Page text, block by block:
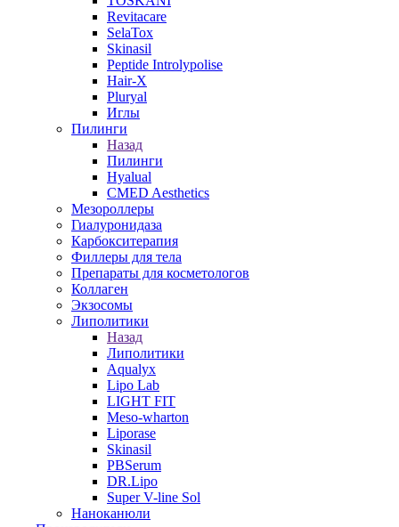
Revitacare
SelaTox
Skinasil
Peptide Introlypolise
Hair-X
Pluryal
Иглы
Пилинги
Назад
Пилинги
Hyalual
CMED Aesthetics
Мезороллеры
Гиалуронидаза
Карбокситерапия
Филлеры для тела
Препараты для косметологов
Коллаген
Экзосомы
Липолитики
Назад
Липолитики
Aqualyx
Lipo Lab
LIGHT FIT
Meso-wharton
Liporase
Skinasil
PBSerum
DR.Lipo
Super V-line Sol
Наноканюли